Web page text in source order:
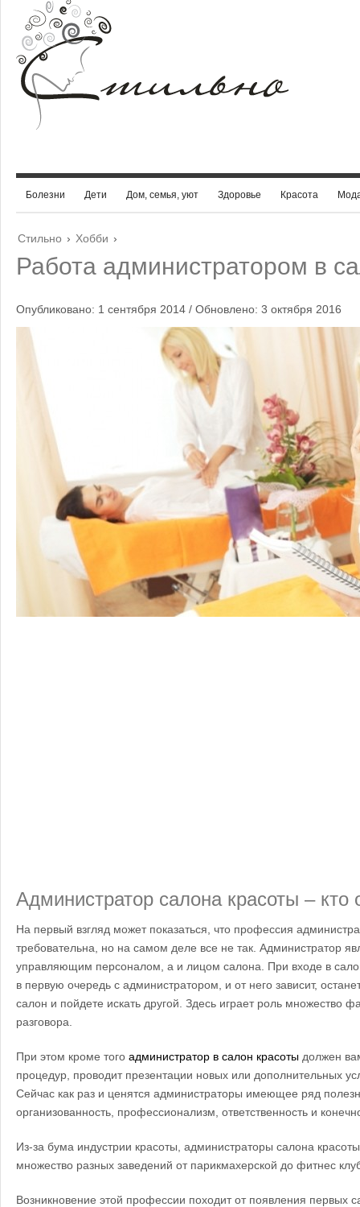
Болезни Дети Дом, семья, уют Здоровье Красота
Стильно › Хобби ›
Работа администратором в
Опубликовано: 1 сентября 2014 / Обновлено: 3 октября 2016
Администратор салона красоты – кто
На первый взгляд может показаться, что профессия
требовательна, но на самом деле все не так. Администратор
управляющим персоналом, а и лицом салона. При входе в
в первую очередь с администратором, и от него зависит,
салон и пойдете искать другой. Здесь играет роль множество
разговора.
При этом кроме того администратор в салон красоты должен
процедур, проводит презентации новых или дополнительных
Сейчас как раз и ценятся администраторы имеющее ряд
организованность, профессионализм, ответственность и
Из-за бума индустрии красоты, администраторы салона
множество разных заведений от парикмахерской до фитнес
Возникновение этой профессии походит от появления первых